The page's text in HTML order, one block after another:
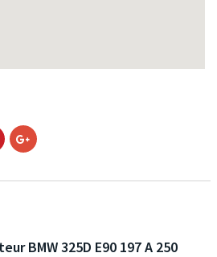
BMW 325D E90 197 A 250